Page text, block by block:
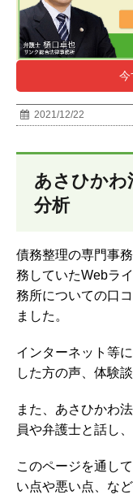
今
2021/12/22
あさひかわ
分析
債務整理の専門事
務していたWebラ
務所についての口
ました。
インターネット等
した方の声、体験
また、あさひかわ
員や弁護士と話し
このページを通し
い点や悪い点、な